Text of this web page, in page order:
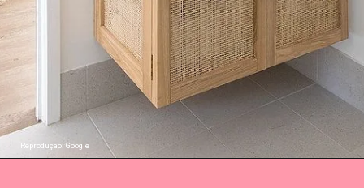
Reproduçao: Google